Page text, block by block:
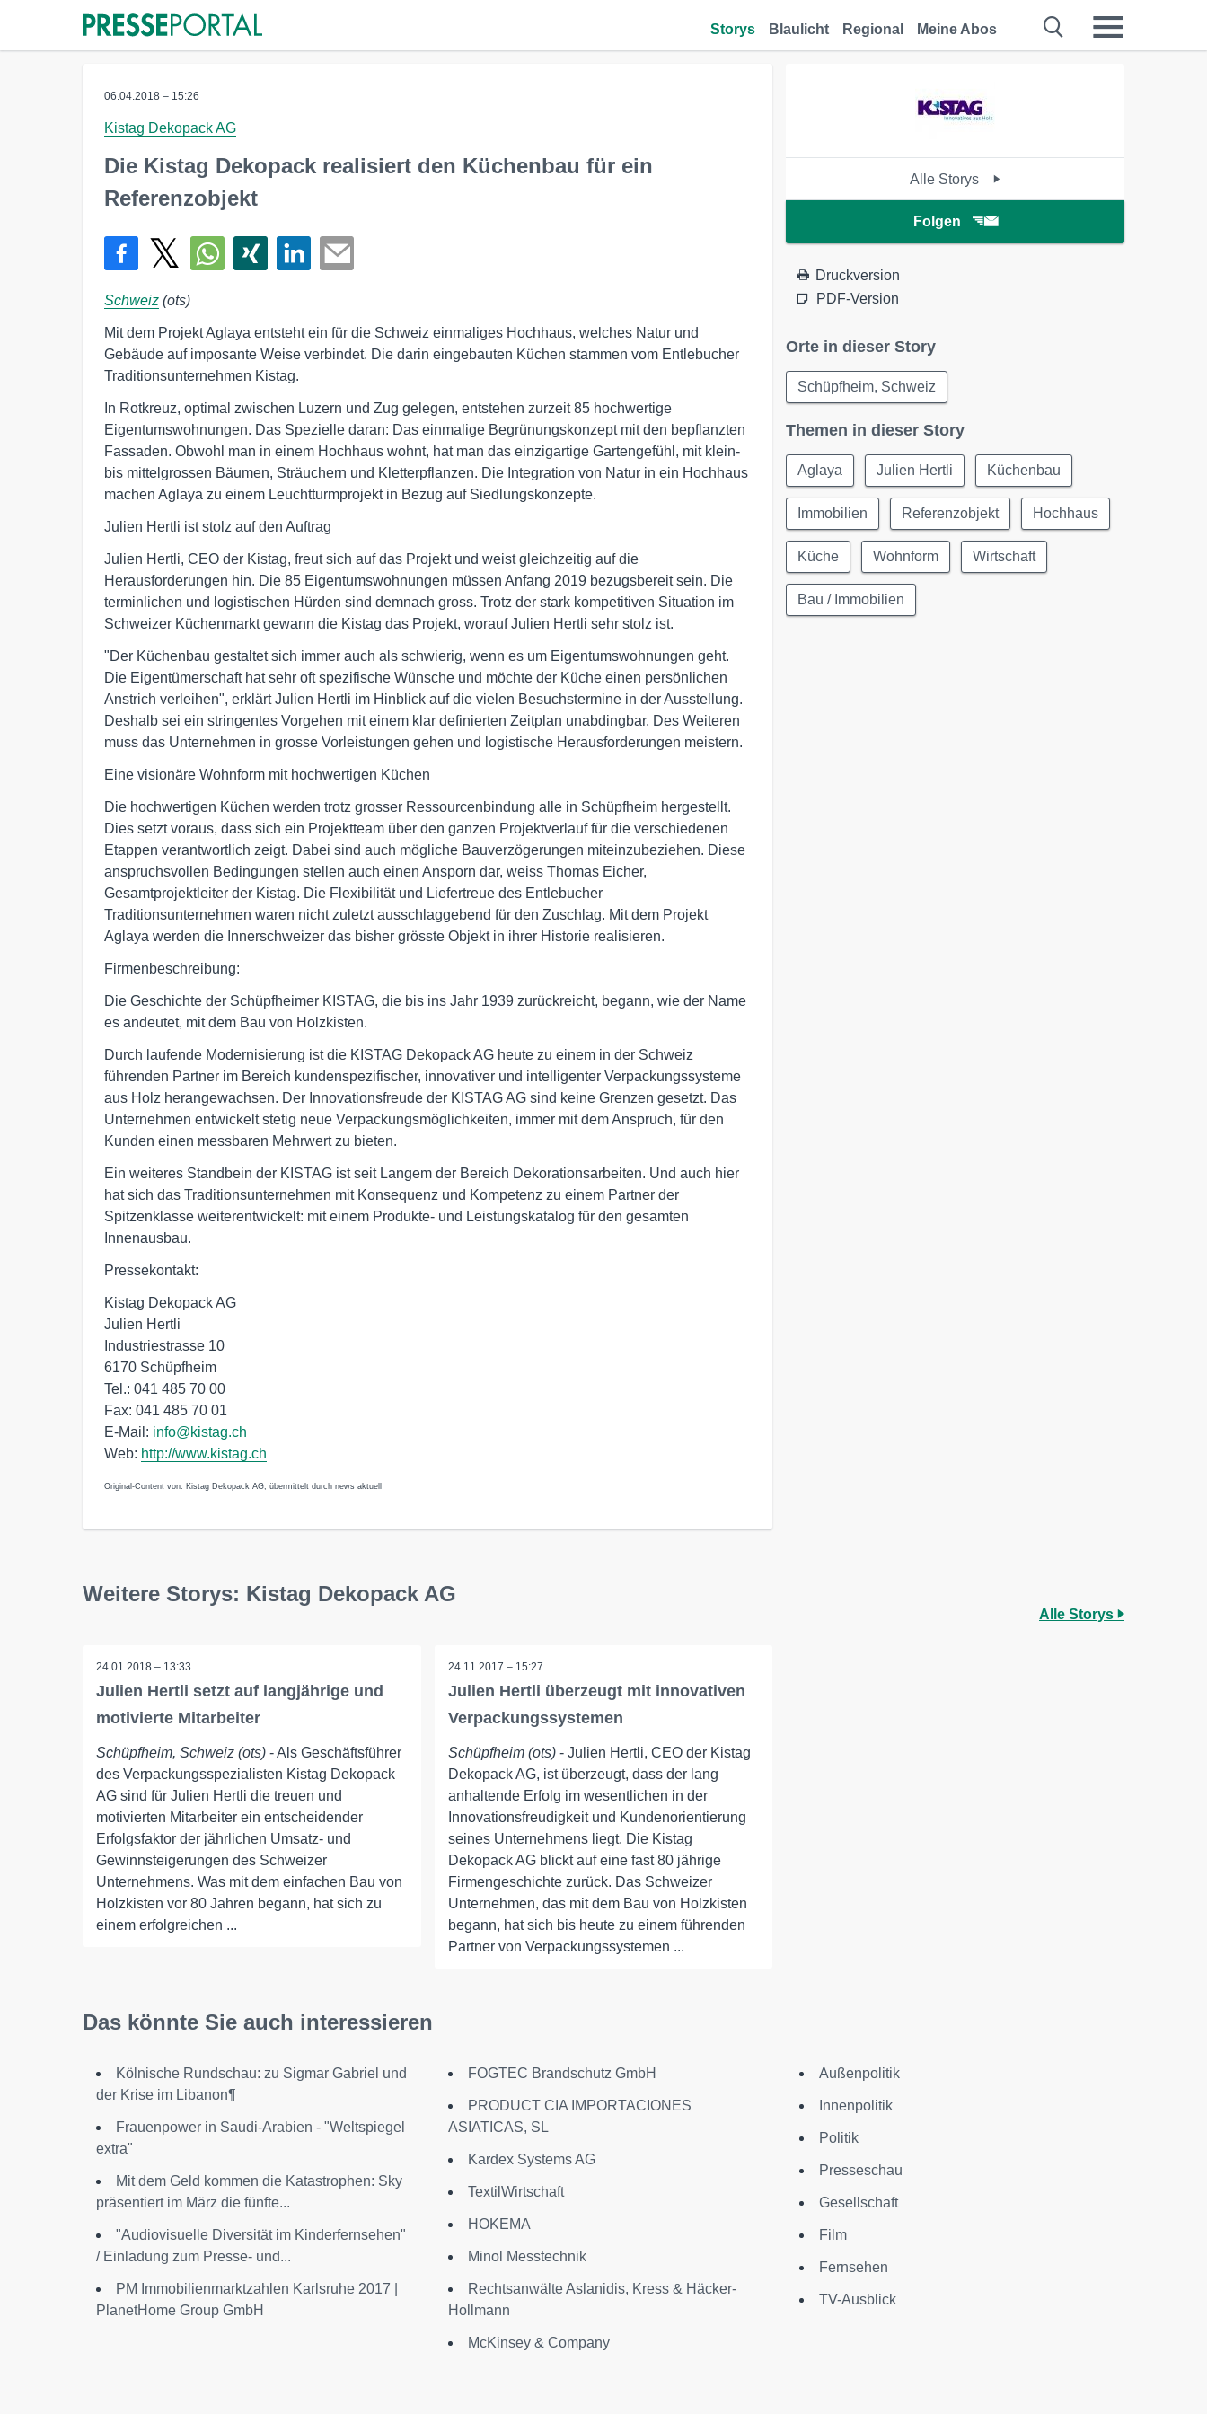
Storys Blaulicht Regional Meine Abos
06.04.2018 – 15:26
Kistag Dekopack AG
Die Kistag Dekopack realisiert den Küchenbau für ein
Referenzobjekt
Schweiz (ots)
Mit dem Projekt Aglaya entsteht ein für die Schweiz einmaliges Hochhaus, welches Natur und
Gebäude auf imposante Weise verbindet. Die darin eingebauten Küchen stammen vom Entlebucher
Traditionsunternehmen Kistag.
In Rotkreuz, optimal zwischen Luzern und Zug gelegen, entstehen zurzeit 85 hochwertige
Eigentumswohnungen. Das Spezielle daran: Das einmalige Begrünungskonzept mit den bepflanzten
Fassaden. Obwohl man in einem Hochhaus wohnt, hat man das einzigartige Gartengefühl, mit klein-
bis mittelgrossen Bäumen, Sträuchern und Kletterpflanzen. Die Integration von Natur in ein Hochhaus
machen Aglaya zu einem Leuchtturmprojekt in Bezug auf Siedlungskonzepte.
Julien Hertli ist stolz auf den Auftrag
Julien Hertli, CEO der Kistag, freut sich auf das Projekt und weist gleichzeitig auf die
Herausforderungen hin. Die 85 Eigentumswohnungen müssen Anfang 2019 bezugsbereit sein. Die
terminlichen und logistischen Hürden sind demnach gross. Trotz der stark kompetitiven Situation im
Schweizer Küchenmarkt gewann die Kistag das Projekt, worauf Julien Hertli sehr stolz ist.
"Der Küchenbau gestaltet sich immer auch als schwierig, wenn es um Eigentumswohnungen geht.
Die Eigentümerschaft hat sehr oft spezifische Wünsche und möchte der Küche einen persönlichen
Anstrich verleihen", erklärt Julien Hertli im Hinblick auf die vielen Besuchstermine in der Ausstellung.
Deshalb sei ein stringentes Vorgehen mit einem klar definierten Zeitplan unabdingbar. Des Weiteren
muss das Unternehmen in grosse Vorleistungen gehen und logistische Herausforderungen meistern.
Eine visionäre Wohnform mit hochwertigen Küchen
Die hochwertigen Küchen werden trotz grosser Ressourcenbindung alle in Schüpfheim hergestellt.
Dies setzt voraus, dass sich ein Projektteam über den ganzen Projektverlauf für die verschiedenen
Etappen verantwortlich zeigt. Dabei sind auch mögliche Bauverzögerungen miteinzubeziehen. Diese
anspruchsvollen Bedingungen stellen auch einen Ansporn dar, weiss Thomas Eicher,
Gesamtprojektleiter der Kistag. Die Flexibilität und Liefertreue des Entlebucher
Traditionsunternehmen waren nicht zuletzt ausschlaggebend für den Zuschlag. Mit dem Projekt
Aglaya werden die Innerschweizer das bisher grösste Objekt in ihrer Historie realisieren.
Firmenbeschreibung:
Die Geschichte der Schüpfheimer KISTAG, die bis ins Jahr 1939 zurückreicht, begann, wie der Name
es andeutet, mit dem Bau von Holzkisten.
Durch laufende Modernisierung ist die KISTAG Dekopack AG heute zu einem in der Schweiz
führenden Partner im Bereich kundenspezifischer, innovativer und intelligenter Verpackungssysteme
aus Holz herangewachsen. Der Innovationsfreude der KISTAG AG sind keine Grenzen gesetzt. Das
Unternehmen entwickelt stetig neue Verpackungsmöglichkeiten, immer mit dem Anspruch, für den
Kunden einen messbaren Mehrwert zu bieten.
Ein weiteres Standbein der KISTAG ist seit Langem der Bereich Dekorationsarbeiten. Und auch hier
hat sich das Traditionsunternehmen mit Konsequenz und Kompetenz zu einem Partner der
Spitzenklasse weiterentwickelt: mit einem Produkte- und Leistungskatalog für den gesamten
Innenausbau.
Pressekontakt:
Kistag Dekopack AG
Julien Hertli
Industriestrasse 10
6170 Schüpfheim
Tel.: 041 485 70 00
Fax: 041 485 70 01
E-Mail: info@kistag.ch
Web: http://www.kistag.ch
Original-Content von: Kistag Dekopack AG, übermittelt durch news aktuell
Alle Storys
Folgen
Druckversion
PDF-Version
Orte in dieser Story
Schüpfheim, Schweiz
Themen in dieser Story
Aglaya Julien Hertli Küchenbau
Immobilien Referenzobjekt Hochhaus
Küche Wohnform Wirtschaft
Bau / Immobilien
Weitere Storys: Kistag Dekopack AG
Alle Storys
24.01.2018 – 13:33
Julien Hertli setzt auf langjährige und
motivierte Mitarbeiter
Schüpfheim, Schweiz (ots) - Als Geschäftsführer
des Verpackungsspezialisten Kistag Dekopack
AG sind für Julien Hertli die treuen und
motivierten Mitarbeiter ein entscheidender
Erfolgsfaktor der jährlichen Umsatz- und
Gewinnsteigerungen des Schweizer
Unternehmens. Was mit dem einfachen Bau von
Holzkisten vor 80 Jahren begann, hat sich zu
einem erfolgreichen ...
24.11.2017 – 15:27
Julien Hertli überzeugt mit innovativen
Verpackungssystemen
Schüpfheim (ots)- Julien Hertli, CEO der Kistag
Dekopack AG, ist überzeugt, dass der lang
anhaltende Erfolg im wesentlichen in der
Innovationsfreudigkeit und Kundenorientierung
seines Unternehmens liegt. Die Kistag
Dekopack AG blickt auf eine fast 80 jährige
Firmengeschichte zurück. Das Schweizer
Unternehmen, das mit dem Bau von Holzkisten
begann, hat sich bis heute zu einem führenden
Partner von Verpackungssystemen ...
Das könnte Sie auch interessieren
Kölnische Rundschau: zu Sigmar Gabriel und
der Krise im Libanon¶
Frauenpower in Saudi-Arabien - "Weltspiegel
extra"
Mit dem Geld kommen die Katastrophen: Sky
präsentiert im März die fünfte...
"Audiovisuelle Diversität im Kinderfernsehen"
/ Einladung zum Presse- und...
PM Immobilienmarktzahlen Karlsruhe 2017 |
PlanetHome Group GmbH
FOGTEC Brandschutz GmbH
PRODUCT CIA IMPORTACIONES
ASIATICAS, SL
Kardex Systems AG
TextilWirtschaft
HOKEMA
Minol Messtechnik
Rechtsanwälte Aslanidis, Kress & Häcker-
Hollmann
McKinsey & Company
Außenpolitik
Innenpolitik
Politik
Presseschau
Gesellschaft
Film
Fernsehen
TV-Ausblick